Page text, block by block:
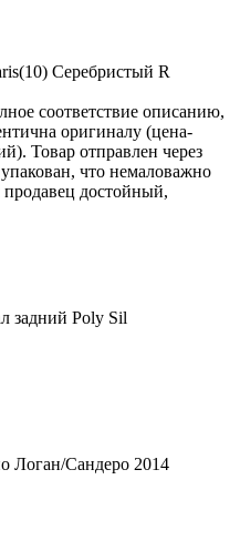
Серебристый R
соответствие описанию,
оригиналу (цена-
Товар отправлен через
что немаловажно
достойный,
задний Poly Sil
Логан/Сандеро 2014